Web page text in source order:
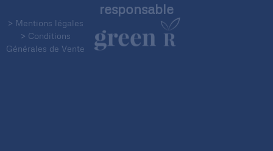
> Mentions légales
> Conditions
Générales de Vente
responsable